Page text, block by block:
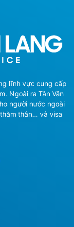
lĩnh vực cung cấp
Ngoài ra Tân Văn
người nước ngoài
thân… và visa